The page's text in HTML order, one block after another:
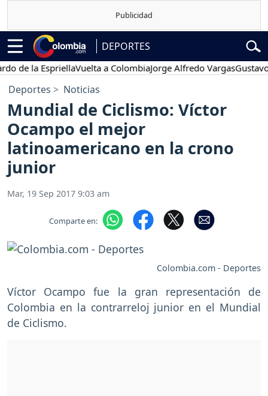
DEPORTES
la EspriellaVuelta a ColombiaJorge Alfredo VargasGustavo
Deportes Noticias
Mundial de Ciclismo: Víctor
Ocampo el mejor
latinoamericano en la crono
junior
Mar, 19 Sep 2017 9:03 am
Comparte en:
Colombia.com - Deportes
Víctor Ocampo fue la gran representación de
Colombia en la contrarreloj junior en el Mundial
de Ciclismo.